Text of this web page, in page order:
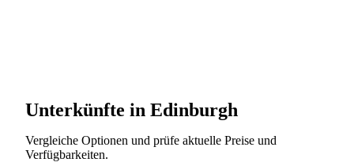
Unterkünfte in Edinburgh
Vergleiche Optionen und prüfe aktuelle Preise und
Verfügbarkeiten.